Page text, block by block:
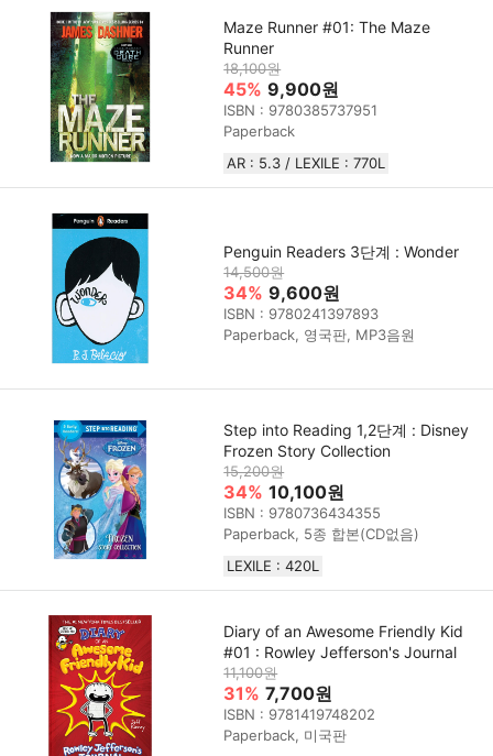
Maze Runner #01: The Maze
Runner
18,100원
45% 9,900원
ISBN : 9780385737951
Paperback
AR : 5.3 / LEXILE : 770L
Penguin Readers 3단계 : Wonder
14,500원
34% 9,600원
ISBN : 9780241397893
Paperback, 영국판, MP3음원
Step into Reading 1,2단계 : Disney
Frozen Story Collection
15,200원
34% 10,100원
ISBN : 9780736434355
Paperback, 5종 합본(CD없음)
LEXILE : 420L
Diary of an Awesome Friendly Kid
#01 : Rowley Jefferson's Journal
11,100원
31% 7,700원
ISBN : 9781419748202
Paperback, 미국판